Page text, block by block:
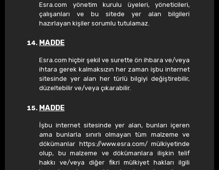
Esra.com yönetim kurulu üyeleri, yöneticileri,
çalışanları ve bu sitede yer alan bilgileri
hazırlayan kişiler sorumlu tutulamaz.
MADDE
Esra.com hiçbir şekil ve surette ön ihbara ve/veya
ihtara gerek kalmaksızın her zaman işbu internet
sitesinde yer alan her türlü bilgiyi değiştirebilir,
düzeltebilir ve/veya çıkarabilir.
MADDE
İşbu internet sitesinde yer alan, bunları içeren
ama bunlarla sınırlı olmayan tüm malzeme ve
dökümanlar https://www.esra.com/ mülkiyetinde
olup, bu malzeme ve dökümanlara ilişkin telif
hakkı ve/veya diğer fikri mülkiyet hakları ilgili